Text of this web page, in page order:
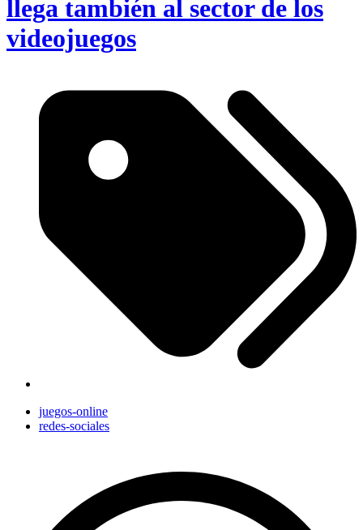
llega también al sector de los
videojuegos
juegos-online
redes-sociales